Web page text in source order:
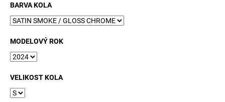
BARVA KOLA
MODELOVÝ ROK
VELIKOST KOLA
o
r
u
č
u
j
e
m
e